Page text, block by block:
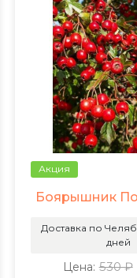
Акция
Боярышник
Доставка по
дней
Цена: 530 ₽